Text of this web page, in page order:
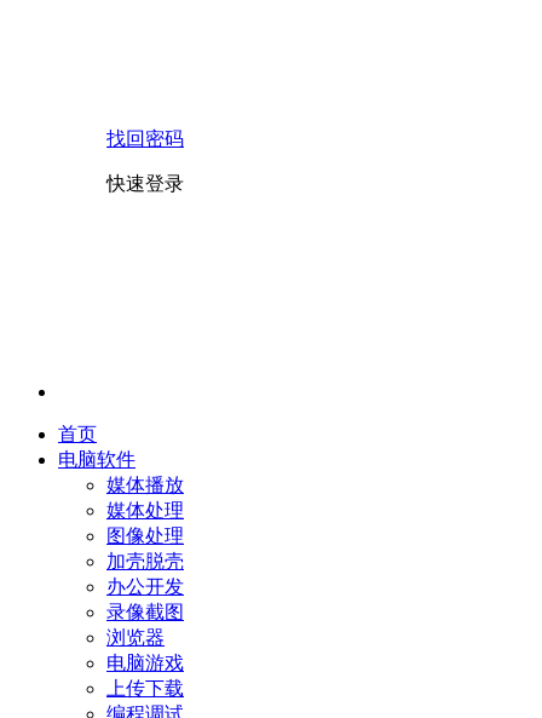
找回密码
快速登录
首页
电脑软件
媒体播放
媒体处理
图像处理
加壳脱壳
办公开发
录像截图
浏览器
电脑游戏
上传下载
编程调试